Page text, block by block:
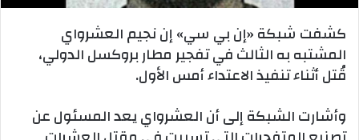
كشفت شبكة «إن بي سي» إن نجيم العشرواي
المشتبه به الثالث في تفجير مطار بروكسل الدولي،
قُتل أثناء تنفيذ الاعتداء أمس الأول.
وأشارت الشبكة إلى أن العشرواي يعد المسئول عن